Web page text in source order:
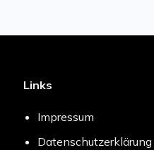
Links
Impressum
Datenschutzerklärung